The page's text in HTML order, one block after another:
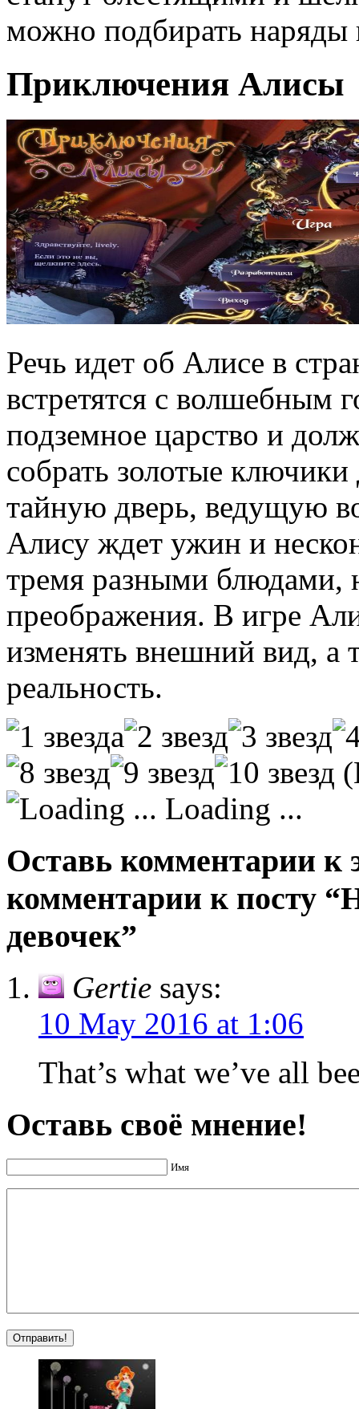
можно подбирать
Приключения Алисы
Речь идет об Алисе в
встретятся с волшебным
подземное царство и
собрать золотые
тайную дверь, ведущую
Алису ждет ужин и
тремя разными блюдами,
преображения. В игре
изменять внешний вид, а
реальность.
Loading ...
Оставь комментарии к
комментарии к посту
девочек”
Gertie says:
10 May 2016 at 1:06
That’s what we’ve all
Оставь своё мнение!
Имя